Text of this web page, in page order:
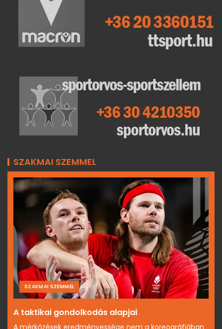
SZAKMAI SZEMMEL
SZAKMAI SZEMMEL
A taktikai gondolkodás alapjai